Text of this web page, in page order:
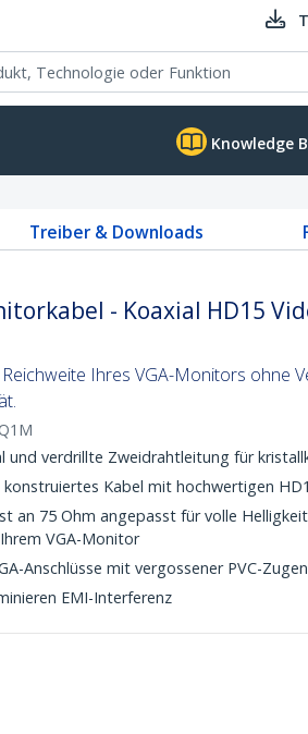
Knowledge
Treiber & Downloads
- Koaxial HD15
Ihres VGA-Monitors ohne
und verdrillte Zweidrahtleitung für
Kabel mit hochwertigen
an 75 Ohm angepasst für volle
VGA-Monitor
Anschlüsse mit vergossener PVC-
EMI-Interferenz